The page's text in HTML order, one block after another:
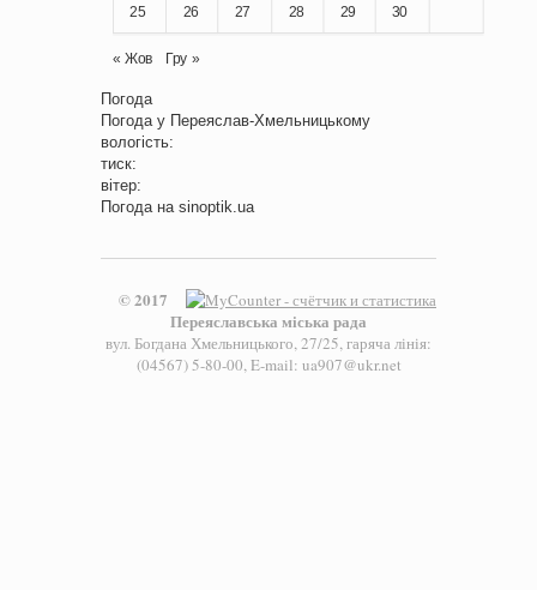
25 26 27 28 29 30
« Жов Гру »
Погода
Погода у Переяслав-Хмельницькому
вологість:
тиск:
вітер:
Погода на sinoptik.ua
© 2017
Переяславська міська рада
вул. Богдана Хмельницького, 27/25, гаряча лінія:
(04567) 5-80-00, E-mail: ua907@ukr.net